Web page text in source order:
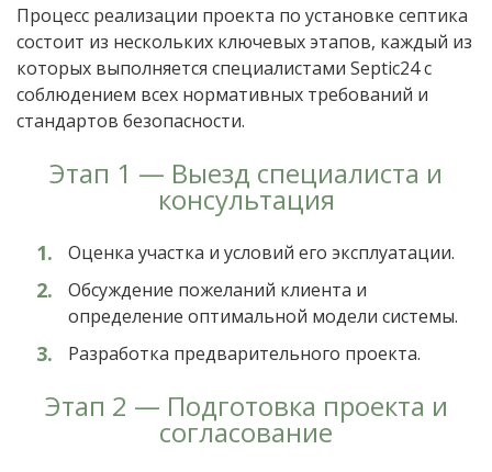
Процесс реализации проекта по установке септика
состоит из нескольких ключевых этапов, каждый из
которых выполняется специалистами Septic24 с
соблюдением всех нормативных требований и
стандартов безопасности.
Этап 1 — Выезд специалиста и
консультация
Оценка участка и условий его эксплуатации.
Обсуждение пожеланий клиента и
определение оптимальной модели системы.
Разработка предварительного проекта.
Этап 2 — Подготовка проекта и
согласование